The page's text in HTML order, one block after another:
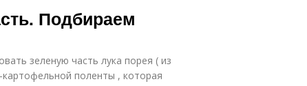
Подбираем
зеленую часть лука порея ( из
поленты , которая